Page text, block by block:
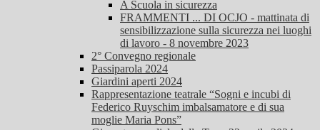
A Scuola in sicurezza
FRAMMENTI ... DI OCJO - mattinata di
sensibilizzazione sulla sicurezza nei luoghi
di lavoro - 8 novembre 2023
2° Convegno regionale
Passiparola 2024
Giardini aperti 2024
Rappresentazione teatrale “Sogni e incubi di
Federico Ruyschim imbalsamatore e di sua
moglie Maria Pons”